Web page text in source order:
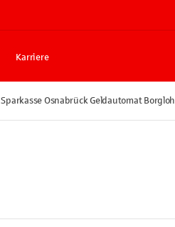
Karriere
Sparkasse Osnabrück Geldautomat Borgloh